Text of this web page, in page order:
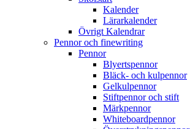
Kalender
Lärarkalender
Övrigt Kalendrar
Pennor och finewriting
Pennor
Blyertspennor
Bläck- och kulpennor
Gelkulpennor
Stiftpennor och stift
Märkpennor
Whiteboardpennor